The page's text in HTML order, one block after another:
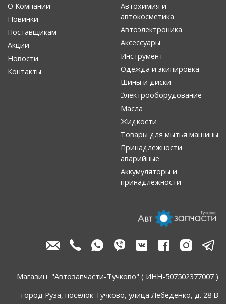
О Компании
Новинки
Поставщикам
Акции
Новости
Контакты
Автохимия и
автокосметика
Автоэлектроника
Аксессуары
Инструмент
Одежда и экипировка
Шины и диски
Электрооборудование
Масла
Жидкости
Товары для мытья машины
Принадлежности
аварийные
Аккумуляторы и
принадлежности
Магазин "Автозапчасти-Тучково" ( ИНН-507502377007 )
город Руза, поселок Тучково, улица Лебеденко, д. 28 В